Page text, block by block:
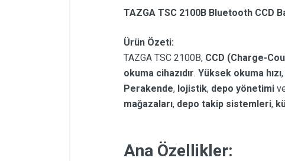
TAZGA TSC 2100B Bluetooth CCD
Ürün Özeti:
TAZGA TSC 2100B, CCD (Charge-
okuma cihazıdır. Yüksek okuma hızı,
Perakende, lojistik, depo yönetimi
mağazaları, depo takip sistemleri,
Ana Özellikler: